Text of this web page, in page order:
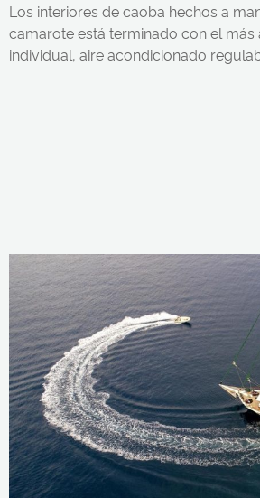
Los interiores de caoba hechos a
camarote está terminado con el
individual, aire acondicionado